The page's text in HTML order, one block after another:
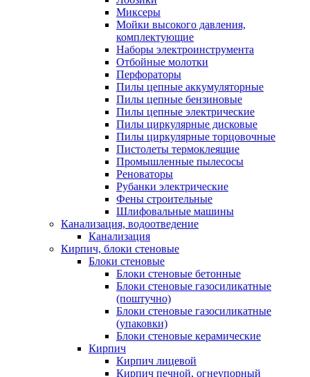
Миксеры
Мойки высокого давления,
комплектующие
Наборы электроинструмента
Отбойные молотки
Перфораторы
Пилы цепные аккумуляторные
Пилы цепные бензиновые
Пилы цепные электрические
Пилы циркулярные дисковые
Пилы циркулярные торцовочные
Пистолеты термоклеящие
Промышленные пылесосы
Реноваторы
Рубанки электрические
Фены строительные
Шлифовальные машины
Канализация, водоотведение
Канализация
Кирпич, блоки стеновые
Блоки стеновые
Блоки стеновые бетонные
Блоки стеновые газосиликатные
(поштучно)
Блоки стеновые газосиликатные
(упаковки)
Блоки стеновые керамические
Кирпич
Кирпич лицевой
Кирпич печной, огнеупорный